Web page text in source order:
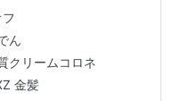
くじ 夕食 ミニサイズ
梅昆布和え 昼食 低糖
NEXZがUSJへ トモヤ
ニサイズおでん 〇大
ん
クリームコロネ
金髪